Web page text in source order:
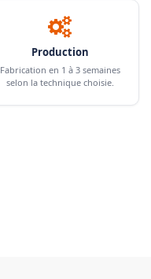
Production
Fabrication en 1 à 3 semaines
selon la technique choisie.